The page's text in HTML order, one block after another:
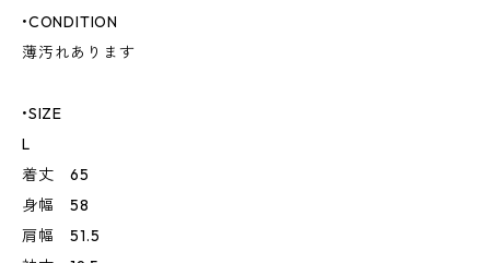
•CONDITION
薄汚れあります
•SIZE
L
着丈 65
身幅 58
肩幅 51.5